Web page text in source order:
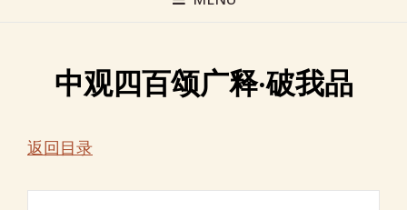
中观四百颂广释·破我品
返回目录